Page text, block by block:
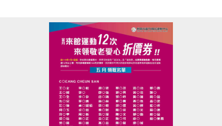
◆報名日期→ 即日起至課程當天
→ 中心二樓櫃檯現場報名
→ 年滿12歲
→ 8人成班，限額20名
6/16(二) → 13:30-14:30
6/17(三) → 19:35-20:35